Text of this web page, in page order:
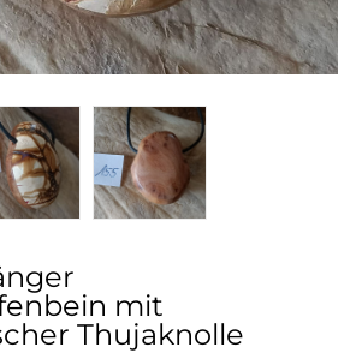
mit
Thujaknolle